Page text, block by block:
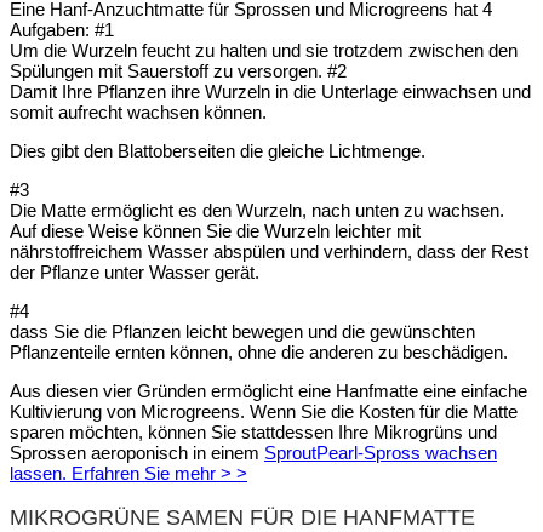
Eine Hanf-Anzuchtmatte für Sprossen und Microgreens hat 4
Aufgaben: #1
Um die Wurzeln feucht zu halten und sie trotzdem zwischen den
Spülungen mit Sauerstoff zu versorgen. #2
Damit Ihre Pflanzen ihre Wurzeln in die Unterlage einwachsen und
somit aufrecht wachsen können.
Dies gibt den Blattoberseiten die gleiche Lichtmenge.
#3
Die Matte ermöglicht es den Wurzeln, nach unten zu wachsen.
Auf diese Weise können Sie die Wurzeln leichter mit
nährstoffreichem Wasser abspülen und verhindern, dass der Rest
der Pflanze unter Wasser gerät.
#4
dass Sie die Pflanzen leicht bewegen und die gewünschten
Pflanzenteile ernten können, ohne die anderen zu beschädigen.
Aus diesen vier Gründen ermöglicht eine Hanfmatte eine einfache
Kultivierung von Microgreens. Wenn Sie die Kosten für die Matte
sparen möchten, können Sie stattdessen Ihre Mikrogrüns und
Sprossen aeroponisch in einem SproutPearl-Spross wachsen
lassen. Erfahren Sie mehr > >
MIKROGRÜNE SAMEN FÜR DIE HANFMATTE